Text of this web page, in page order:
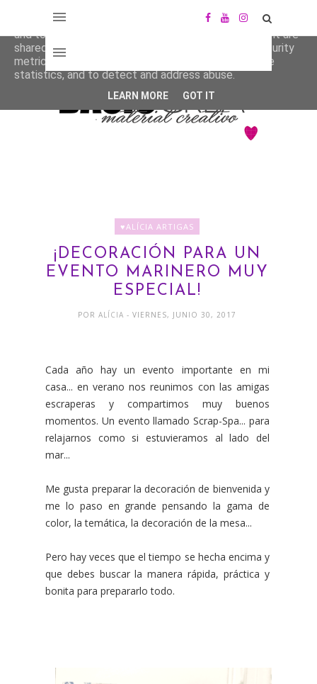
♥ALÍCIA ARTIGAS
¡DECORACIÓN PARA UN
EVENTO MARINERO MUY
ESPECIAL!
PORALÍCIA- VIERNES, JUNIO 30, 2017
Cada año hay un evento importante en mi
casa... en verano nos reunimos con las amigas
escraperas y compartimos muy buenos
momentos. Un evento llamado Scrap-Spa... para
relajarnos como si estuvieramos al lado del
mar...
Me gusta preparar la decoración de bienvenida y
me lo paso en grande pensando la gama de
color, la temática, la decoración de la mesa...
Pero hay veces que el tiempo se hecha encima y
que debes buscar la manera rápida, práctica y
bonita para prepararlo todo.
This site uses cookies from Google to deliver its services
and to analyze traffic. Your IP address and user-agent are
shared with Google along with performance and security
metrics to ensure quality of service, generate usage
statistics, and to detect and address abuse.
LEARN MORE GOT IT